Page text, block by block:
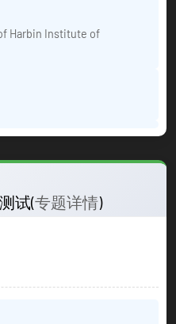
Harbin Institute of
试(专题详情)